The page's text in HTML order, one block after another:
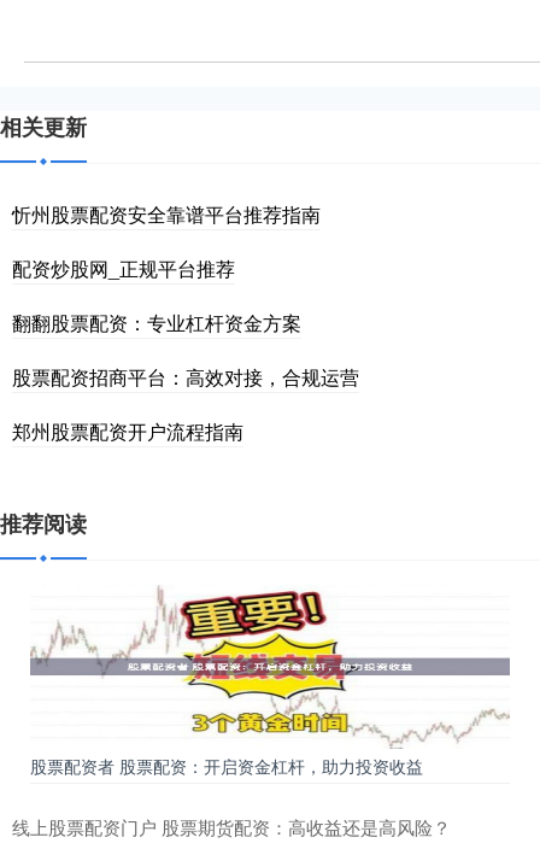
相关更新
忻州股票配资安全靠谱平台推荐指南
配资炒股网_正规平台推荐
翻翻股票配资：专业杠杆资金方案
股票配资招商平台：高效对接，合规运营
郑州股票配资开户流程指南
推荐阅读
股票配资者 股票配资：开启资金杠杆，助力投资收益
线上股票配资门户 股票期货配资：高收益还是高风险？